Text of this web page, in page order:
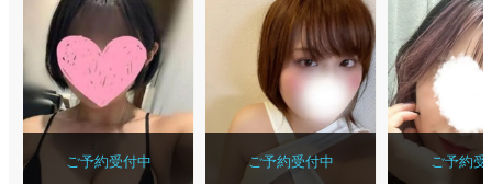
ご予約受付中
ご予約受付中
ご予約受